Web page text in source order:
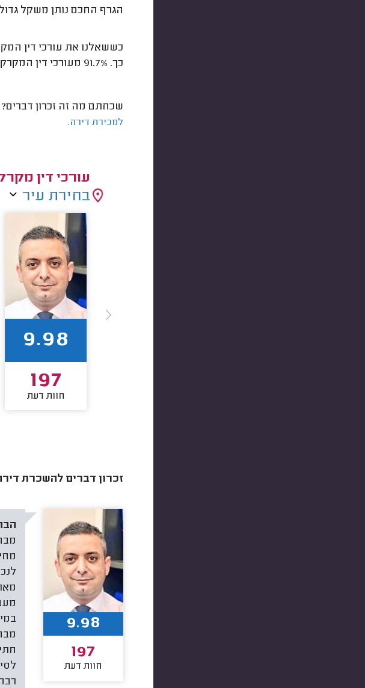
הגרף החכם נותן משקל גדול
כששאלנו את עורכי דין
כך. 91.7% מעורכי דין המקרקעין ענו
שכחתם מה זה זכרון
למכירת דירה.
עורכי דין
בחירת עיר
9.98
197
חוות דעת
זכרון דברים להשכרת
9.98
197
חוות דעת